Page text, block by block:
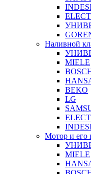
Наливной
MIELE
BEKO
LG
Мотор и его
MIELE